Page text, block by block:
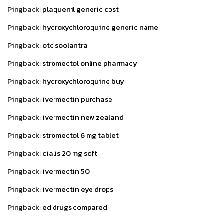
Pingback:plaquenil generic cost
Pingback:hydroxychloroquine generic name
Pingback:otc soolantra
Pingback:stromectol online pharmacy
Pingback:hydroxychloroquine buy
Pingback:ivermectin purchase
Pingback:ivermectin new zealand
Pingback:stromectol 6 mg tablet
Pingback:cialis 20 mg soft
Pingback:ivermectin 50
Pingback:ivermectin eye drops
Pingback:ed drugs compared